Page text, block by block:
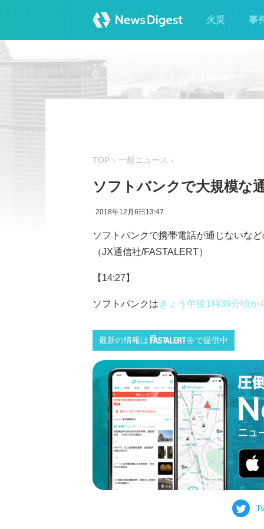
火災 事
TOP 一般ニュース
ソフトバンクで大規模な
2018年12月6日13:47
ソフトバンクで携帯電話が通じないな
（JX通信社/FASTALERT）
【14:27】
ソフトバンクはきょう午後1時39分頃か
最新の情報は で提供中